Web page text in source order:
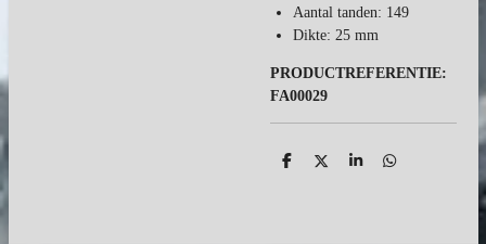
Aantal tanden: 149
Dikte: 25 mm
PRODUCTREFERENTIE:
FA00029
D
D
S
D